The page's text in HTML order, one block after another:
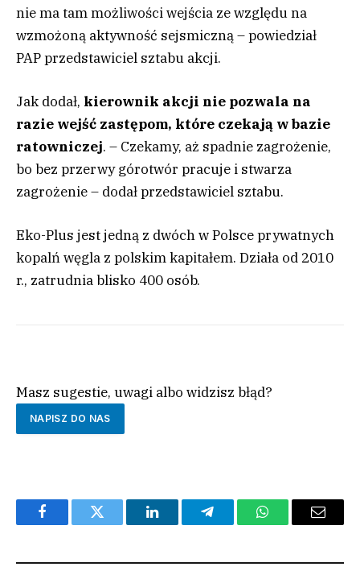
nie ma tam możliwości wejścia ze względu na
wzmożoną aktywność sejsmiczną – powiedział
PAP przedstawiciel sztabu akcji.
Jak dodał, kierownik akcji nie pozwala na
razie wejść zastępom, które czekają w bazie
ratowniczej. – Czekamy, aż spadnie zagrożenie,
bo bez przerwy górotwór pracuje i stwarza
zagrożenie – dodał przedstawiciel sztabu.
Eko-Plus jest jedną z dwóch w Polsce prywatnych
kopalń węgla z polskim kapitałem. Działa od 2010
r., zatrudnia blisko 400 osób.
Masz sugestie, uwagi albo widzisz błąd?
NAPISZ DO NAS
FacebookTwitter LinkedInTelegramWhatsAppEmail